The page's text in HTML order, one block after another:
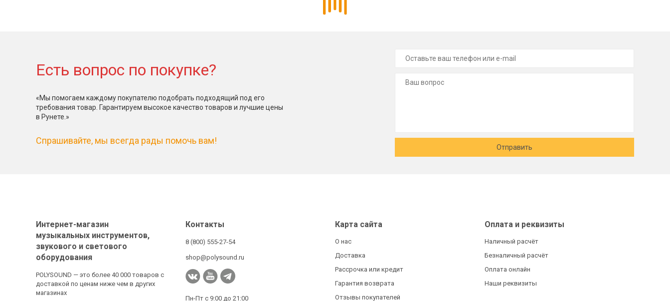
Есть вопрос по покупке?
«Мы помогаем каждому покупателю подобрать подходящий под его
требования товар. Гарантируем высокое качество товаров и лучшие цены
в Рунете.»
Спрашивайте, мы всегда рады помочь вам!
Отправить
Интернет-магазин
музыкальных инструментов,
звукового и светового
оборудования
POLYSOUND — это более 40 000 товаров с
доставкой по ценам ниже чем в других
магазинах
Контакты
8 (800) 555-27-54
shop@polysound.ru
Пн-Пт с 9:00 до 21:00
Карта сайта
О нас
Доставка
Рассрочка или кредит
Гарантия возврата
Отзывы покупателей
Оплата и реквизиты
Наличный расчёт
Безналичный расчёт
Оплата онлайн
Наши реквизиты